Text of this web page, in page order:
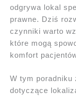
odgrywa lokal
prawne. Dziś
czynniki warto
które mogą
komfort
W tym
dotyczące